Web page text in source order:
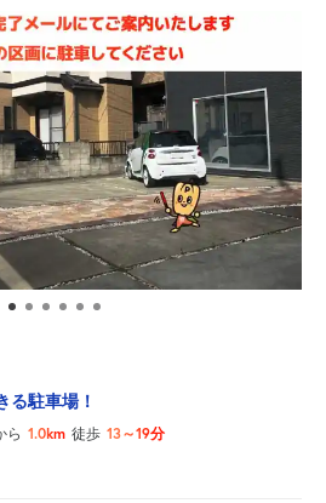
る駐車場！
ら 1.0km 徒歩 13～19分